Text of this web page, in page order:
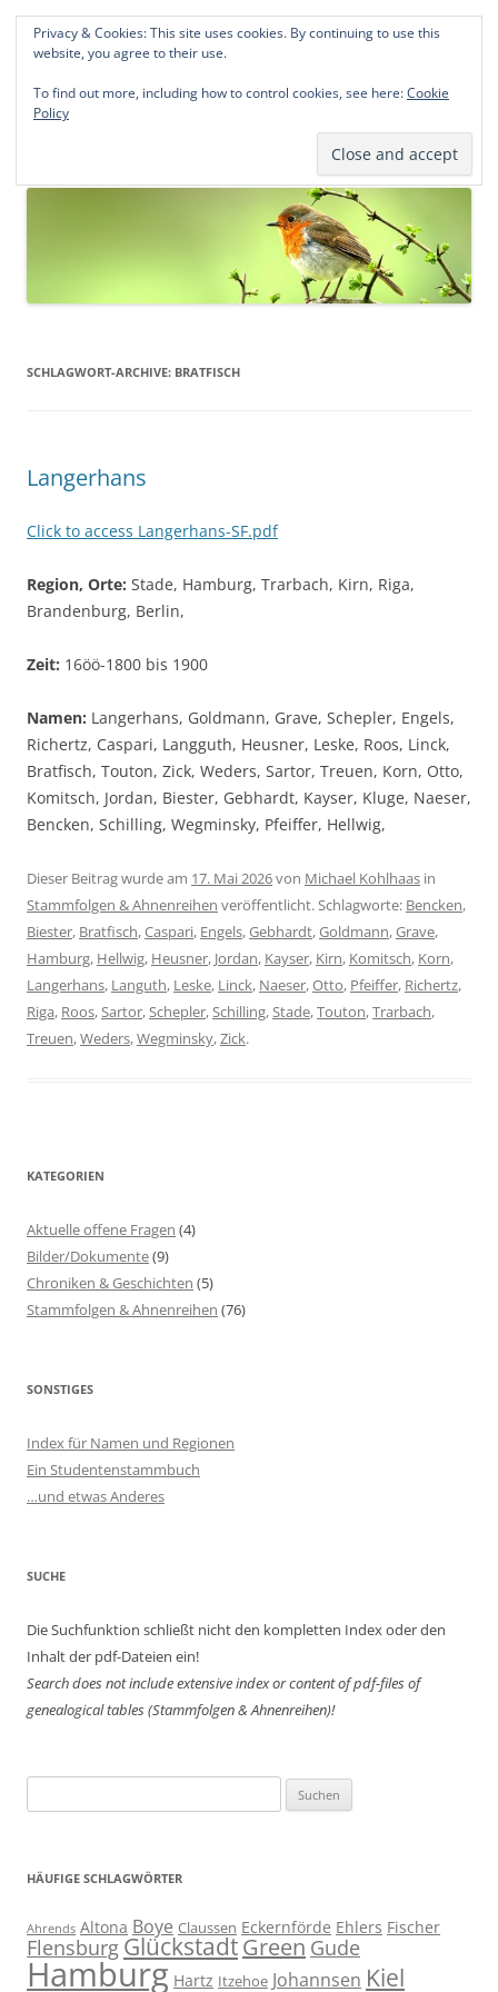
Norddeutsche Genealogien
Michael Kohlhaas und Jens Kirchhoff
springen
SCHLAGWORT-ARCHIVE: BRATFISCH
Langerhans
Click to access Langerhans-SF.pdf
Region, Orte: Stade, Hamburg, Trarbach, Kirn, Riga,
Brandenburg, Berlin,
Zeit: 16öö-1800 bis 1900
Namen: Langerhans, Goldmann, Grave, Schepler, Engels,
Richertz, Caspari, Langguth, Heusner, Leske, Roos, Linck,
Bratfisch, Touton, Zick, Weders, Sartor, Treuen, Korn, Otto,
Komitsch, Jordan, Biester, Gebhardt, Kayser, Kluge, Naeser,
Bencken, Schilling, Wegminsky, Pfeiffer, Hellwig,
Dieser Beitrag wurde am 17. Mai 2026von Michael Kohlhaas in
Stammfolgen & Ahnenreihen veröffentlicht. Schlagworte: Bencken,
Biester, Bratfisch,Caspari, Engels,Gebhardt,Goldmann,Grave,
Hamburg, Hellwig, Heusner, Jordan, Kayser, Kirn, Komitsch, Korn,
Langerhans, Languth, Leske, Linck, Naeser,Otto, Pfeiffer, Richertz,
Riga, Roos,Sartor,Schepler,Schilling,Stade,Touton,Trarbach,
Treuen,Weders,Wegminsky,Zick.
KATEGORIEN
Aktuelle offene Fragen (4)
Bilder/Dokumente(9)
Chroniken & Geschichten (5)
Stammfolgen & Ahnenreihen (76)
SONSTIGES
Index für Namen und Regionen
Ein Studentenstammbuch
…und etwas Anderes
SUCHE
Die Suchfunktion schließt nicht den kompletten Index oder den
Inhalt der pdf-Dateien ein!
Search does not include extensive index or content ofpdf-files of
genealogical tables (Stammfolgen & Ahnenreihen)!
nach:
HÄUFIGE SCHLAGWÖRTER
Ahrends Altona Boye Claussen Eckernförde Ehlers Fischer
Flensburg GlückstadtGreen Gude
Hamburg Hartz Itzehoe Johannsen Kiel
Privacy & Cookies: This site uses cookies. By continuing to use this
website, you agree to their use.
To find out more, including how to control cookies, see here:Cookie
Policy